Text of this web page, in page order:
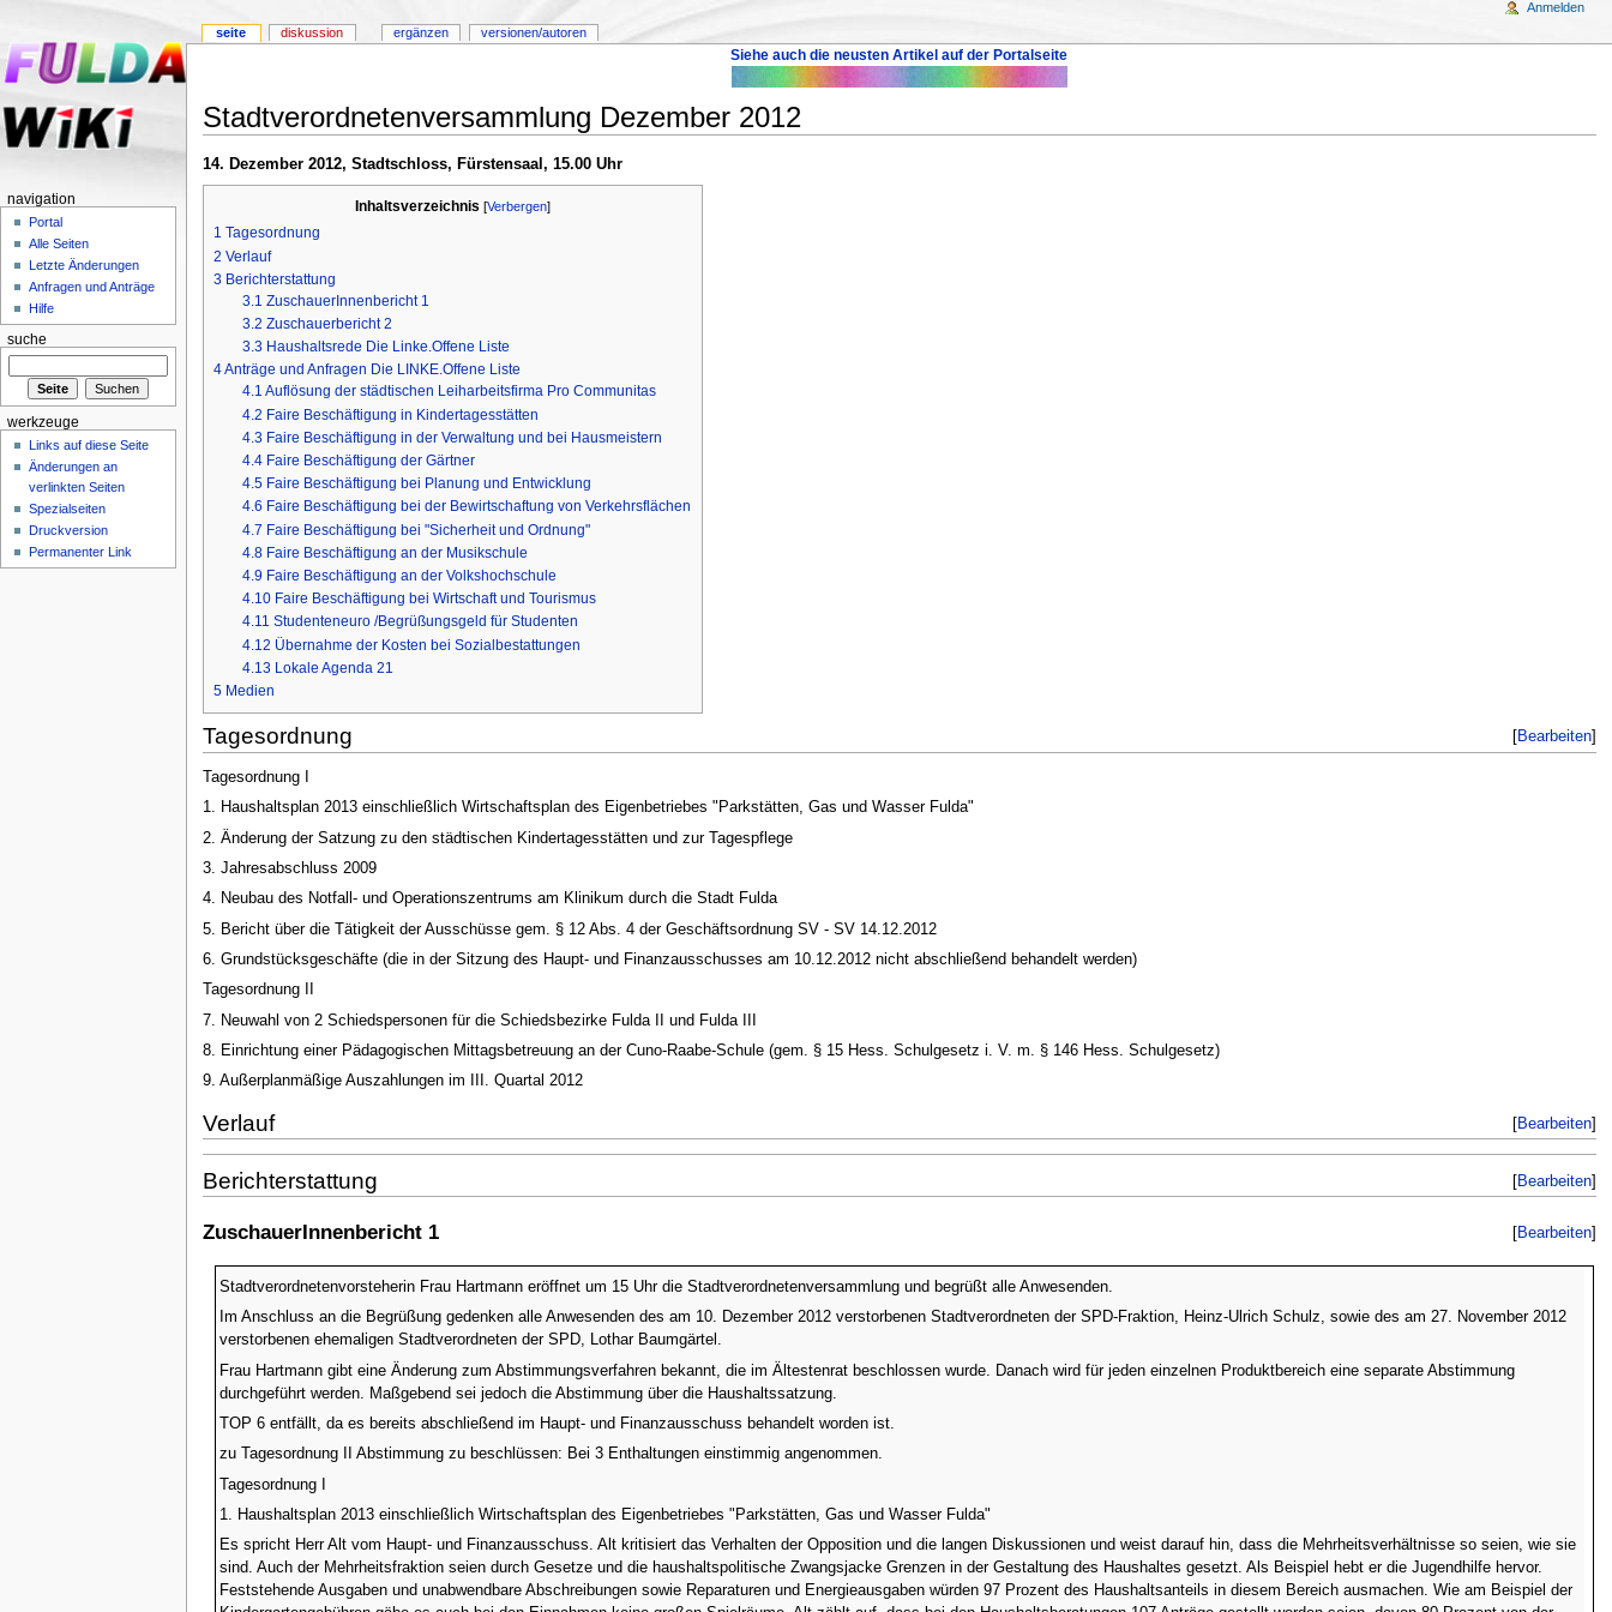
Siehe auch die neusten Artikel auf der Portalseite
Stadtverordnetenversammlung Dezember 2012
14. Dezember 2012, Stadtschloss, Fürstensaal, 15.00 Uhr
Inhaltsverzeichnis [Verbergen]
1 Tagesordnung
2 Verlauf
3 Berichterstattung
3.1 ZuschauerInnenbericht 1
3.2 Zuschauerbericht 2
3.3 Haushaltsrede Die Linke.Offene Liste
4Anträge und Anfragen Die LINKE.Offene Liste
4.1 Auflösung der städtischen Leiharbeitsfirma Pro Communitas
4.2 Faire Beschäftigung in Kindertagesstätten
4.3 Faire Beschäftigung in der Verwaltung und bei Hausmeistern
4.4 Faire Beschäftigung der Gärtner
4.5 Faire Beschäftigung bei Planung und Entwicklung
4.6 Faire Beschäftigung bei der Bewirtschaftung von Verkehrsflächen‎
4.7 Faire Beschäftigung bei "Sicherheit und Ordnung"
4.8 Faire Beschäftigung an der Musikschule
4.9 Faire Beschäftigung an der Volkshochschule‎‎
4.10 Faire Beschäftigung bei Wirtschaft und Tourismus
4.11 Studenteneuro /Begrüßungsgeld für Studenten
4.12 Übernahme der Kosten bei Sozialbestattungen
4.13 Lokale Agenda 21
5 Medien
[Bearbeiten]
Tagesordnung
Tagesordnung I
1. Haushaltsplan 2013 einschließlich Wirtschaftsplan des Eigenbetriebes "Parkstätten, Gas und Wasser Fulda"
2. Änderung der Satzung zu den städtischen Kindertagesstätten und zur Tagespflege
3. Jahresabschluss 2009
4. Neubau des Notfall- und Operationszentrums am Klinikum durch die Stadt Fulda
5. Bericht über die Tätigkeit der Ausschüsse gem. § 12 Abs. 4 der Geschäftsordnung SV - SV 14.12.2012
6. Grundstücksgeschäfte (die in der Sitzung des Haupt- und Finanzausschusses am 10.12.2012 nicht abschließend behandelt werden)
Tagesordnung II
7. Neuwahl von 2 Schiedspersonen für die Schiedsbezirke Fulda II und Fulda III
8. Einrichtung einer Pädagogischen Mittagsbetreuung an der Cuno-Raabe-Schule (gem. § 15 Hess. Schulgesetz i. V. m. § 146 Hess. Schulgesetz)
9. Außerplanmäßige Auszahlungen im III. Quartal 2012
[Bearbeiten]
Verlauf
[Bearbeiten]
Berichterstattung
[Bearbeiten]
ZuschauerInnenbericht 1
Stadtverordnetenvorsteherin Frau Hartmann eröffnet um 15 Uhr die Stadtverordnetenversammlung und begrüßt alle Anwesenden.
Im Anschluss an die Begrüßung gedenken alle Anwesenden des am 10. Dezember 2012 verstorbenen Stadtverordneten der SPD-Fraktion, Heinz-Ulrich Schulz, sowie des am 27. November 2012
verstorbenen ehemaligen Stadtverordneten der SPD, Lothar Baumgärtel.
Frau Hartmann gibt eine Änderung zum Abstimmungsverfahren bekannt, die im Ältestenrat beschlossen wurde. Danach wird für jeden einzelnen Produktbereich eine separate Abstimmung
durchgeführt werden. Maßgebend sei jedoch die Abstimmung über die Haushaltssatzung.
TOP 6 entfällt, da es bereits abschließend im Haupt- und Finanzausschuss behandelt worden ist.
zu Tagesordnung II Abstimmung zu beschlüssen: Bei 3 Enthaltungen einstimmig angenommen.
Tagesordnung I
1. Haushaltsplan 2013 einschließlich Wirtschaftsplan des Eigenbetriebes "Parkstätten, Gas und Wasser Fulda"
Es spricht Herr Alt vom Haupt- und Finanzausschuss. Alt kritisiert das Verhalten der Opposition und die langen Diskussionen und weist darauf hin, dass die Mehrheitsverhältnisse so seien, wie sie
sind. Auch der Mehrheitsfraktion seien durch Gesetze und die haushaltspolitische Zwangsjacke Grenzen in der Gestaltung des Haushaltes gesetzt. Als Beispiel hebt er die Jugendhilfe hervor.
Feststehende Ausgaben und unabwendbare Abschreibungen sowie Reparaturen und Energieausgaben würden 97 Prozent des Haushaltsanteils in diesem Bereich ausmachen. Wie am Beispiel der
seite diskussion ergänzen versionen/autoren
Anmelden
navigation
Portal
Alle Seiten
Letzte Änderungen
Anfragen und Anträge
Hilfe
suche
werkzeuge
Links auf diese Seite
Änderungen an
verlinkten Seiten
Spezialseiten
Druckversion
Permanenter Link